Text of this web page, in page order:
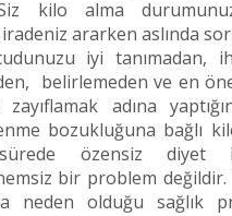
kilo alma
ararken aslında
iyi tanımadan,
belirlemeden ve en
adına
bozukluğuna bağlı
özensiz diyet
bir problem
neden olduğu sağlık